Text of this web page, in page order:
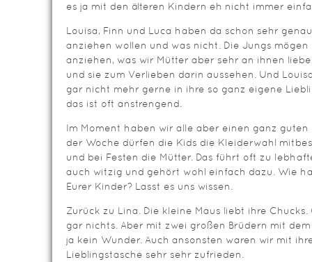
es ja mit den älteren Kindern eh nicht immer
Louisa, Finn und Luca haben da schon sehr
anziehen wollen und was nicht. Die Jungs
anziehen, was wir Mütter aber sehr an ihnen
und sie zum Verlieben darin aussehen. Und
gar nicht mehr gerne in ihre so ganz eigene
das ist oft anstrengend.
Im Moment haben wir alle aber einen ganz
der Woche dürfen die Kids die Kleiderwahl
und bei Festen die Mütter. Das führt oft zu
auch witzig und gehört wohl einfach dazu. Wie
Eurer Kinder? Lasst es uns wissen.
Zurück zu Lina. Die kleine Maus liebt ihre
gar nichts. Aber mit zwei großen Brüdern mit
ja kein Wunder. Auch ansonsten waren wir mit
Lieblingstasche sehr sehr zufrieden.